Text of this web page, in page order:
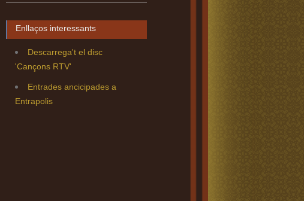
Enllaços interessants
Descarrega't el disc
'Cançons RTV'
Entrades ancicipades a
Entrapolis